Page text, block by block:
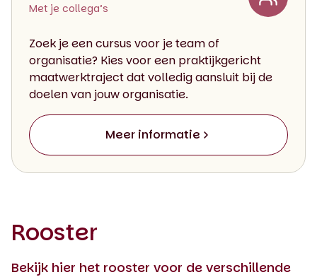
Met je collega’s
Zoek je een cursus voor je team of
organisatie? Kies voor een praktijkgericht
maatwerktraject dat volledig aansluit bij de
doelen van jouw organisatie.
Meer informatie
Rooster
Bekijk hier het rooster voor de verschillende